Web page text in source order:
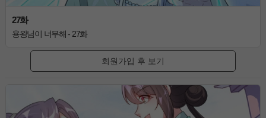
27화
용왕님이 너무해 - 27화
회원가입 후 보기